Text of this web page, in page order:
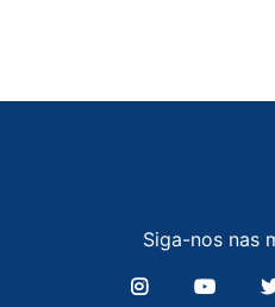
Siga-nos nas